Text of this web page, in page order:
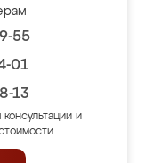
55
01
13
и